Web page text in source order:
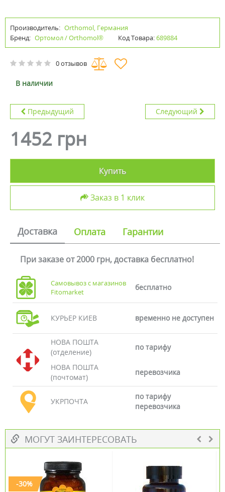
Производитель: Orthomol, Германия
Бренд: Ортомол / Orthomol® Код Товара:689884
0 отзывов
В наличии
Предыдущий Следующий
1452 грн
Купить
Заказ в 1 клик
Доставка Оплата Гарантии
При заказе от 2000 грн, доставка бесплатно!
Самовывоз с магазинов
Fitomarket
бесплатно
КУРЬЕР КИЕВ временно не доступен
НОВА ПОШТА
(отделение)
по тарифу
НОВА ПОШТА
(почтомат)
перевозчика
УКРПОЧТА
по тарифу
перевозчика
МОГУТ ЗАИНТЕРЕСОВАТЬ
-30%